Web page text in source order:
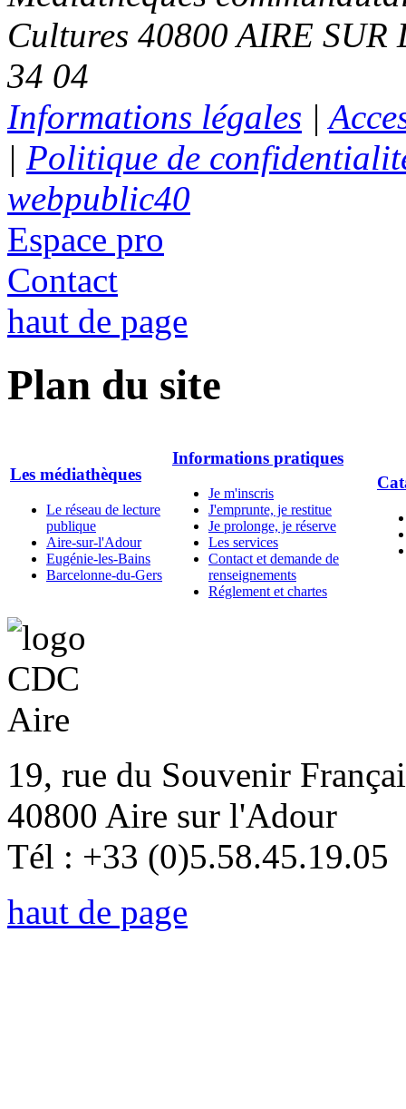
Cultures 40800 AIRE
34 04
Informations légales |
| Politique de
webpublic40
Espace pro
Contact
haut de page
Plan du site
Les médiathèques
Le réseau de lecture
publique
Aire-sur-l'Adour
Eugénie-les-Bains
Barcelonne-du-Gers
Informations pratiques
Je m'inscris
J'emprunte, je restitue
Je prolonge, je réserve
Les services
Contact et demande de
renseignements
Réglement et chartes
19, rue du Souvenir
40800 Aire sur l'Adour
Tél : +33 (0)5.58.45.19.05
haut de page